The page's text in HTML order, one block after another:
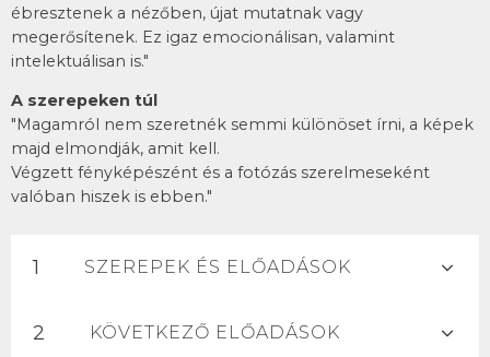
ébresztenek a nézőben, újat mutatnak vagy
megerősítenek. Ez igaz emocionálisan, valamint
intelektuálisan is."
A szerepeken túl
"Magamról nem szeretnék semmi különöset írni, a képek
majd elmondják, amit kell.
Végzett fényképészént és a fotózás szerelmeseként
valóban hiszek is ebben."
SZEREPEK ÉS ELŐADÁSOK
KÖVETKEZŐ ELŐADÁSOK